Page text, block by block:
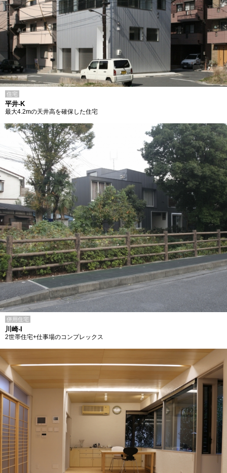
住宅
平井-K
最大4.2mの天井高を確保した住宅
併用住宅
川崎-I
2世帯住宅+仕事場のコンプレックス